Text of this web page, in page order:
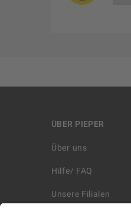
ÜBER PIEPER
Über uns
Hilfe/ FAQ
Unsere Filialen